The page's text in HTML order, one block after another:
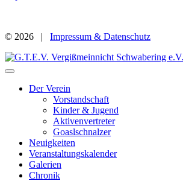
© 2026 | Impressum & Datenschutz
Der Verein
Vorstandschaft
Kinder & Jugend
Aktivenvertreter
Goaslschnalzer
Neuigkeiten
Veranstaltungskalender
Galerien
Chronik